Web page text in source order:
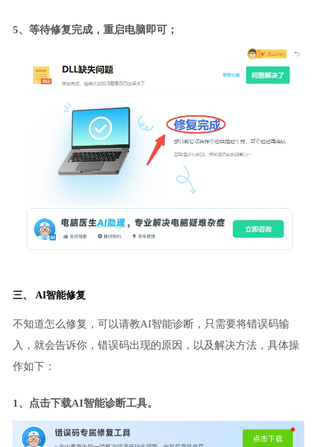
5、等待修复完成，重启电脑即可；
三、 AI智能修复
不知道怎么修复，可以请教AI智能诊断，只需要将错误码输
入，就会告诉你，错误码出现的原因，以及解决方法，具体操
作如下：
1、点击下载AI智能诊断工具。